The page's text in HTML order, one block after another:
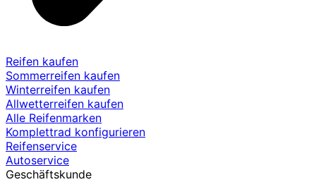
Reifen kaufen
Sommerreifen kaufen
Winterreifen kaufen
Allwetterreifen kaufen
Alle Reifenmarken
Komplettrad konfigurieren
Reifenservice
Autoservice
Geschäftskunde